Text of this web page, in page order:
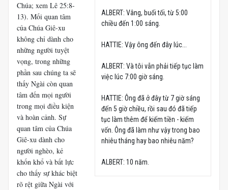
ALBERT: Vâng, buổi tối, từ 5:00
chiều đến 1:00 sáng.
HATTIE: Vậy ông đến đây lúc...
ALBERT: Và tôi vẫn phải tiếp tục làm
việc lúc 7:00 giờ sáng.
HATTIE: Ông đã ở đây từ 7 giờ sáng
đến 5 giờ chiều, rồi sau đó đã tiếp
tục làm thêm để kiếm tiền - kiếm
vốn. Ông đã làm như vậy trong bao
nhiêu tháng hay bao nhiêu năm?
ALBERT: 10 năm.
Chúa; xem Lê 25:8-
13). Mối quan tâm
của Chúa Giê-xu
không chỉ dành cho
những người tuyệt
vọng, trong những
phần sau chúng ta sẽ
thấy Ngài còn quan
tâm đến mọi người
trong mọi điều kiện
và hoàn cảnh. Sự
quan tâm của Chúa
Giê-xu dành cho
người nghèo, kẻ
khốn khổ và bất lực
cho thấy sự khác biệt
rõ rệt giữa Ngài với